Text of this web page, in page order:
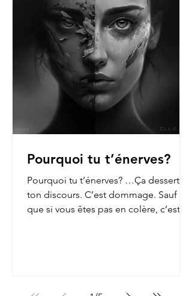
Pourquoi tu t’énerves?
Pourquoi tu t’énerves? …Ça dessert
ton discours. C’est dommage. Sauf
que si vous êtes pas en colère, c’est